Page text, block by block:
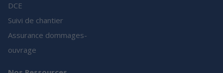
DCE
Suivi de chantier
Assurance dommages-
ouvrage